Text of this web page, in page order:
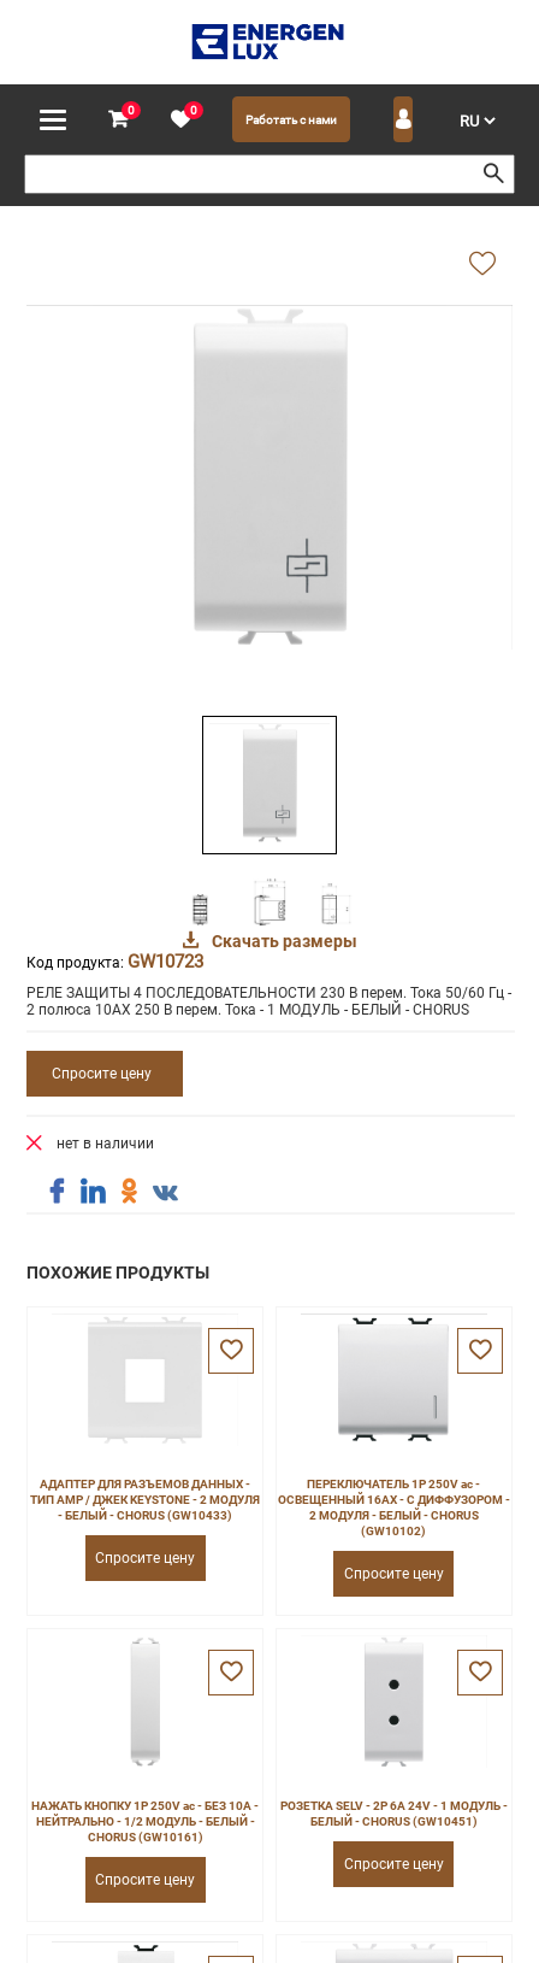
0 0
Работать с нами
Скачать размеры
Код продукта: GW10723
РЕЛЕ ЗАЩИТЫ 4 ПОСЛЕДОВАТЕЛЬНОСТИ 230 В перем. Тока 50/60 Гц -
2 полюса 10AX 250 В перем. Тока - 1 МОДУЛЬ - БЕЛЫЙ - CHORUS
Спросите цену
нет в наличии
ПОХОЖИЕ ПРОДУКТЫ
АДАПТЕР ДЛЯ РАЗЪЕМОВ ДАННЫХ -
ТИП AMP / ДЖЕК KEYSTONE - 2 МОДУЛЯ
- БЕЛЫЙ - CHORUS (GW10433)
Спросите цену
ПЕРЕКЛЮЧАТЕЛЬ 1P 250V ac -
ОСВЕЩЕННЫЙ 16AX - С ДИФФУЗОРОМ -
2 МОДУЛЯ - БЕЛЫЙ - CHORUS
(GW10102)
Спросите цену
НАЖАТЬ КНОПКУ 1P 250V ac - БЕЗ 10A -
НЕЙТРАЛЬНО - 1/2 МОДУЛЬ - БЕЛЫЙ -
CHORUS (GW10161)
Спросите цену
РОЗЕТКА SELV - 2P 6A 24V - 1 МОДУЛЬ -
БЕЛЫЙ - CHORUS (GW10451)
Спросите цену